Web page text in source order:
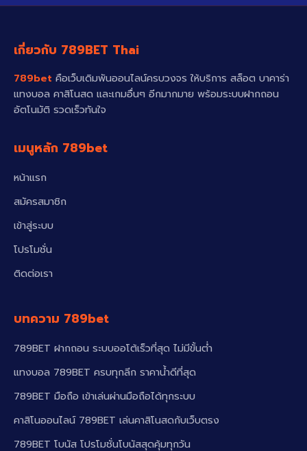
เกี่ยวกับ 789BET Thai
789bet คือเว็บเดิมพันออนไลน์ครบวงจร ให้บริการ สล็อต บาคาร่า
แทงบอล คาสิโนสด และเกมอื่นๆ อีกมากมาย พร้อมระบบฝากถอน
อัตโนมัติ รวดเร็วทันใจ
เมนูหลัก 789bet
หน้าแรก
สมัครสมาชิก
เข้าสู่ระบบ
โปรโมชั่น
ติดต่อเรา
บทความ 789bet
789BET ฝากถอน ระบบออโต้เร็วที่สุด ไม่มีขั้นต่ำ
แทงบอล 789BET ครบทุกลีก ราคาน้ำดีที่สุด
789BET มือถือ เข้าเล่นผ่านมือถือได้ทุกระบบ
คาสิโนออนไลน์ 789BET เล่นคาสิโนสดกับเว็บตรง
789BET โบนัส โปรโมชั่นโบนัสสุดคุ้มทุกวัน